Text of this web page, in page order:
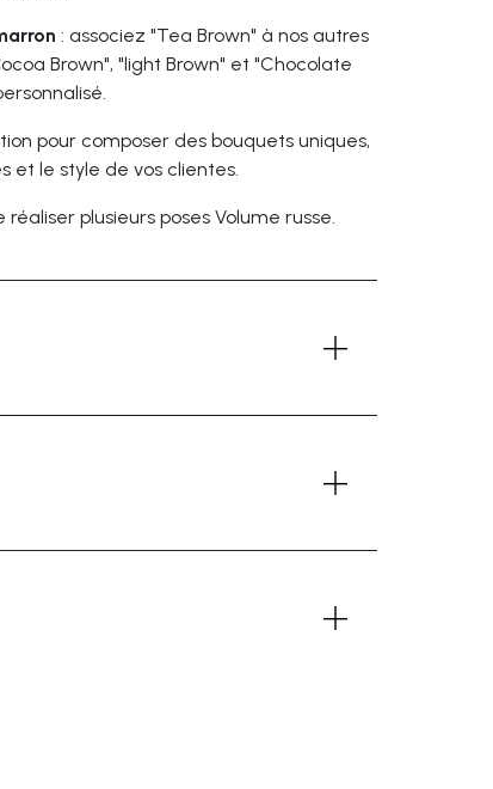
: associez "Tea Brown" à nos autres
Brown", "light Brown" et "Chocolate
pour composer des bouquets uniques,
et le style de vos clientes.
plusieurs poses Volume russe.